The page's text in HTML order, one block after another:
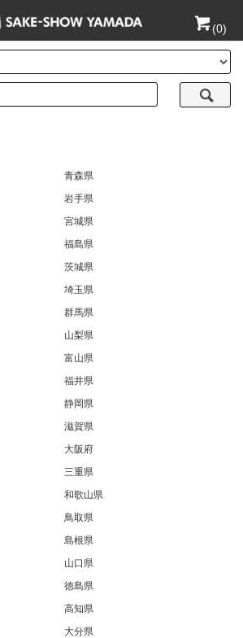
(0)
青森県
岩手県
宮城県
福島県
茨城県
埼玉県
群馬県
山梨県
富山県
福井県
静岡県
滋賀県
大阪府
三重県
和歌山県
鳥取県
島根県
山口県
徳島県
高知県
大分県